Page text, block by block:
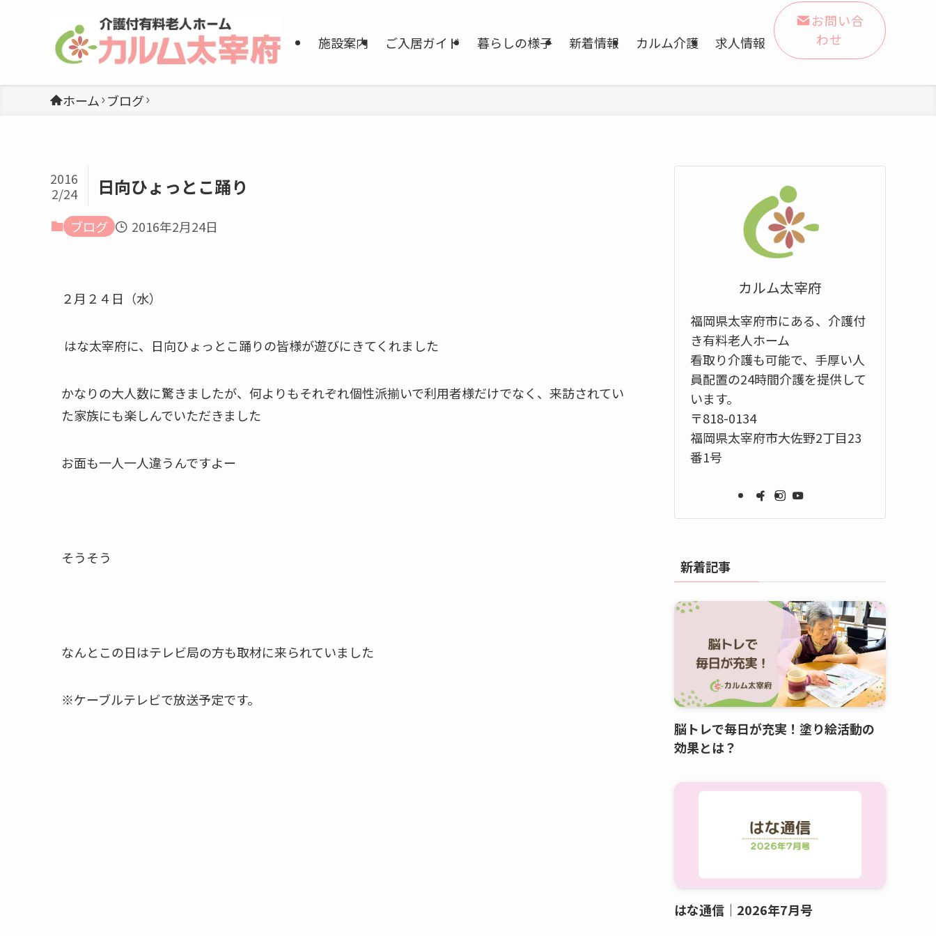
施設案内 ご入居ガイド 暮らしの様子 新着情報 カルム介護 求人情報
お問い合
わせ
ホーム ブログ
日向ひょっとこ踊り
2016
2/24
ブログ
2016年2月24日
２月２４日（水）
はな太宰府に、日向ひょっとこ踊りの皆様が遊びにきてくれました
かなりの大人数に驚きましたが、何よりもそれぞれ個性派揃いで利用者様だけでなく、来訪されてい
た家族にも楽しんでいただきました
お面も一人一人違うんですよー
そうそう
なんとこの日はテレビ局の方も取材に来られていました
※ケーブルテレビで放送予定です。
カルム太宰府
福岡県太宰府市にある、介護付
き有料老人ホーム
看取り介護も可能で、手厚い人
員配置の24時間介護を提供して
います。
〒818-0134
福岡県太宰府市大佐野2丁目23
番1号
新着記事
脳トレで毎日が充実！塗り絵活動の
効果とは？
はな通信｜2026年7月号